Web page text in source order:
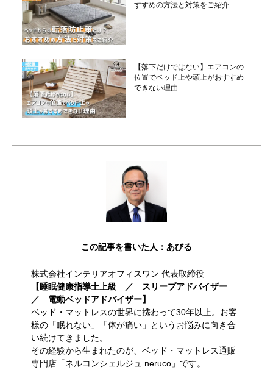
すすめの方法と対策をご紹介
【落下だけではない】エアコンの
位置でベッド上や頭上がおすすめ
できない理由
この記事を書いた人：あびる
株式会社インテリアオフィスワン 代表取締役
【睡眠健康指導士上級 ／ スリープアドバイザー
／ 電動ベッドアドバイザー】
ベッド・マットレスの世界に携わって30年以上。お客
様の「眠れない」「体が痛い」というお悩みに向き合
い続けてきました。
その経験から生まれたのが、ベッド・マットレス通販
専門店「ネルコンシェルジュ neruco」です。